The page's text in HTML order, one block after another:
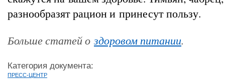
разнообразят рацион и принесут пользу.
Больше статей оздоровом питании.
Категория документа:
ПРЕСС-ЦЕНТР